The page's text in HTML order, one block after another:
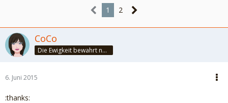
1 2
CoCo
Die Ewigkeit bewahrt nur die Liebe, weil sie von gleicher Natur ist. ~Khalil Gibran~
6. Juni 2015
:thanks: